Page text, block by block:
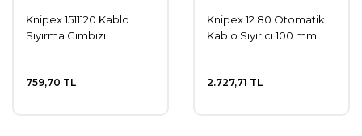
Knipex 1511120 Kablo
Sıyırma Cımbızı
759,70 TL
Knipex 12 80 Otomatik
Kablo Sıyırıcı 100 mm
2.727,71 TL